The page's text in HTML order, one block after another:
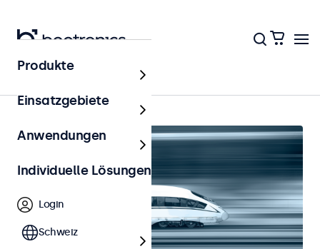
Schienenverkehr
Produkte
Einsatzgebiete
Anwendungen
Individuelle Lösungen
Login
Schweiz